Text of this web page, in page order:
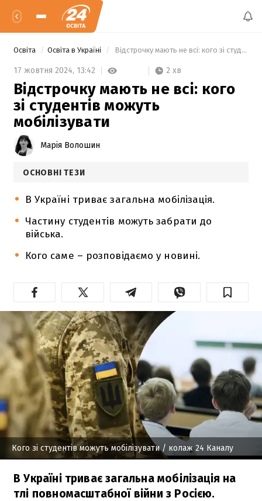
Освіта Освіта в Україні Відстрочку мають не всі: кого зі студентів можуть мобілізувати
17 жовтня 2024, 13:42 2 хв
Відстрочку мають не всі: кого
зі студентів можуть
мобілізувати
Марія Волошин
ОСНОВНІ ТЕЗИ
В Україні триває загальна мобілізація.
Частину студентів можуть забрати до
війська.
Кого саме – розповідаємо у новині.
Кого зі студентів можуть мобілізувати/ колаж 24 Каналу
В Україні триває загальна мобілізація на
тлі повномасштабної війни з Росією.